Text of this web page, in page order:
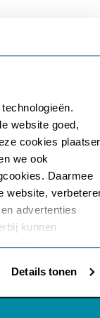
website goed,
cookies
we ook
Daarmee
website,
advertenties
kunnen
Kies ‘Alleen
toe te staan.
kiezen welke
Details tonen